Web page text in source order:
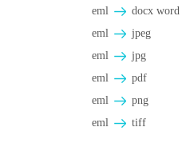
eml
docx word
eml
jpeg
eml
jpg
eml
pdf
eml
png
eml
tiff